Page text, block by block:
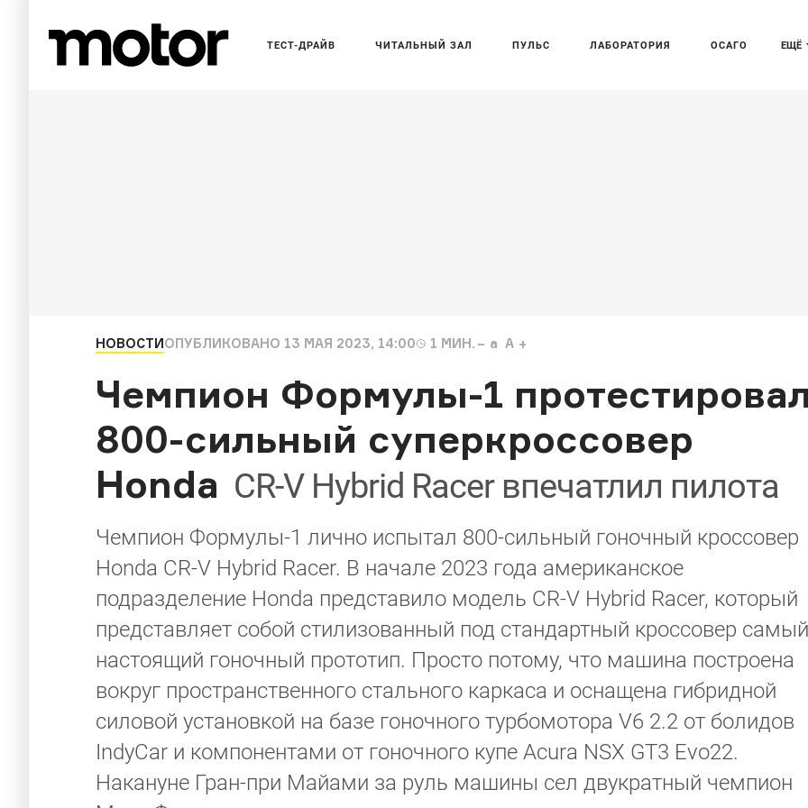
ЕЩЁ
ТЕСТ-ДРАЙВ ЧИТАЛЬНЫЙ ЗАЛ ПУЛЬС ЛАБОРАТОРИЯ ОСАГО
НОВОСТИОПУБЛИКОВАНО 13 МАЯ 2023, 14:00 1 МИН. a A
Чемпион Формулы-1
800-сильный суперкроссовер
Honda CR-V Hybrid Racer впечатлил пилота
Чемпион Формулы-1 лично испытал 800-сильный гоночный кроссовер
Honda CR-V Hybrid Racer. В начале 2023 года американское
подразделение Honda представило модель CR-V Hybrid Racer, который
представляет собой стилизованный под стандартный кроссовер самый
настоящий гоночный прототип. Просто потому, что машина построена
вокруг пространственного стального каркаса и оснащена гибридной
силовой установкой на базе гоночного турбомотора V6 2.2 от болидов
IndyCar и компонентами от гоночного купе Acura NSX GT3 Evo22.
Накануне Гран-при Майами за руль машины сел двукратный чемпион